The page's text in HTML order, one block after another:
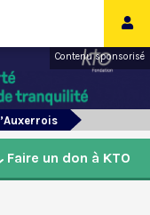
Contenu sponsorisé
Faire un don à KTO